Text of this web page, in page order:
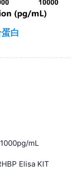
白
mL
Elisa KIT